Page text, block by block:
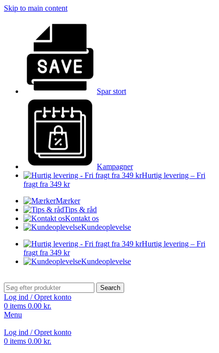
Skip to main content
Spar stort
Kampagner
Hurtig levering – Fri
fragt fra 349 kr
Mærker
Tips & råd
Kontakt os
Kundeoplevelse
Hurtig levering – Fri
fragt fra 349 kr
Kundeoplevelse
Search
Log ind / Opret konto
0 items 0.00 kr.
Menu
Log ind / Opret konto
0 items 0.00 kr.